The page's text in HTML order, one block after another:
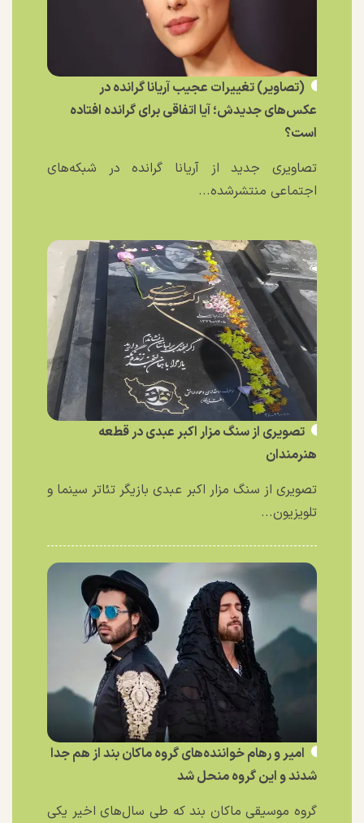
(تصاویر) تغییرات عجیب آریانا گرانده در
عکس‌های جدیدش؛ آیا اتفاقی برای گرانده افتاده
است؟
تصاویری جدید از آریانا گرانده در شبکه‌های
اجتماعی منتشرشده...
تصویری از سنگ مزار اکبر عبدی در قطعه
هنرمندان
تصویری از سنگ مزار اکبر عبدی بازیگر تئاتر سینما و
تلویزیون...
امیر و رهام خواننده‌های گروه ماکان بند از هم جدا
شدند و این گروه منحل شد
گروه موسیقی ماکان بند که طی سال‌های اخیر یکی